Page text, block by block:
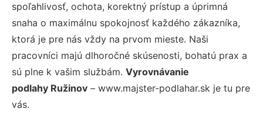
spoľahlivosť, ochota, korektný prístup a úprimná
snaha o maximálnu spokojnosť každého zákazníka,
ktorá je pre nás vždy na prvom mieste. Naši
pracovníci majú dlhoročné skúsenosti, bohatú prax a
sú plne k vašim službám. Vyrovnávanie
podlahy Ružinov – www.majster-podlahar.sk je tu pre
vás.